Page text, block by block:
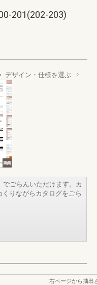
201(202-203)
デザイン・仕様を選ぶ
ごらんいただけます。カ
りながらカタログをごら
右ページから抽出